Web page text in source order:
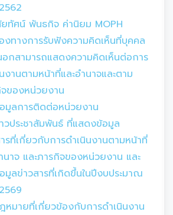
ทัศน์ พันธกิจ ค่านิยม MOPH
งทางการรับฟังความคิดเห็นที่บุคคล
กสามารถแสดงความคิดเห็นต่อการ
งานตามหน้าที่และอำนาจและตาม
ของหน่วยงาน
มูลการติดต่อหน่วยงาน
วประชาสัมพันธ์ ที่แสดงข้อมูล
รที่เกี่ยวกับการดำเนินงานตามหน้าที่
นาจ และภารกิจของหน่วยงาน และ
มูลข่าวสารที่เกิดขึ้นในปีงบประมาณ
หมายที่เกี่ยวข้องกับการดำเนินงาน